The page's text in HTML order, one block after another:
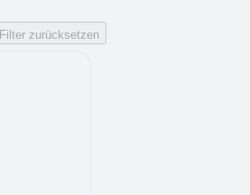
Filter zurücksetzen